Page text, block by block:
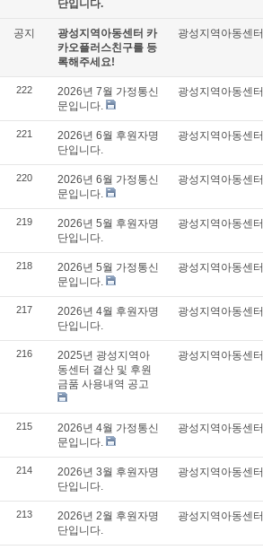
단입니다.
공지
광성지역아동센터 카
카오플러스친구를 등
록해주세요!
광성지역아동센터
222
2026년 7월 가정통신
문입니다.
광성지역아동센터
221
2026년 6월 후원자명
단입니다.
광성지역아동센터
220
2026년 6월 가정통신
문입니다.
광성지역아동센터
219
2026년 5월 후원자명
단입니다.
광성지역아동센터
218
2026년 5월 가정통신
문입니다.
광성지역아동센터
217
2026년 4월 후원자명
단입니다.
광성지역아동센터
216
2025년 광성지역아
동센터 결산 및 후원
금품 사용내역 공고
광성지역아동센터
215
2026년 4월 가정통신
문입니다.
광성지역아동센터
214
2026년 3월 후원자명
단입니다.
광성지역아동센터
213
2026년 2월 후원자명
단입니다.
광성지역아동센터